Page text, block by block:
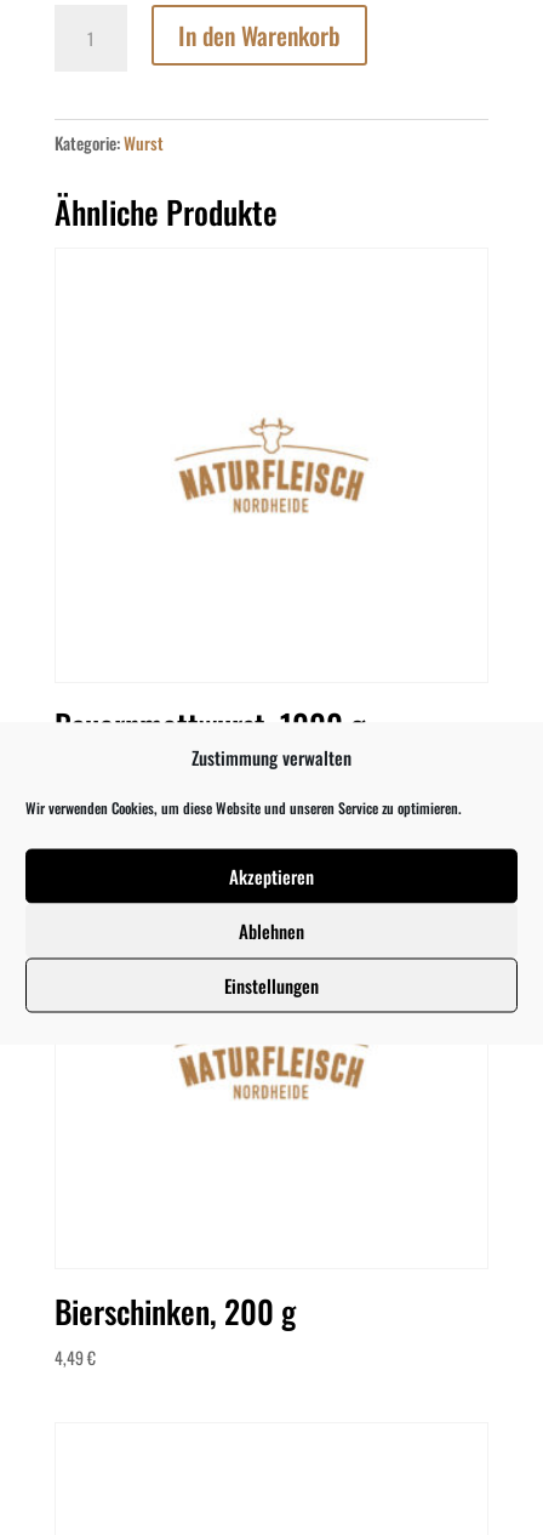
Zustimmung verwalten
Wir verwenden Cookies, um diese Website und unseren Service zu optimieren.
Akzeptieren
Ablehnen
Einstellungen
Backleberkäse,
grob,
Scheiben
Braten
à
In den Warenkorb
Kategorie:Wurst
Ähnliche Produkte
Bauernmettwurst, 1000 g
Bierschinken, 200 g
4,49€